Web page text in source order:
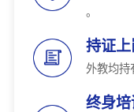
。
持证上
外教均持
终身培